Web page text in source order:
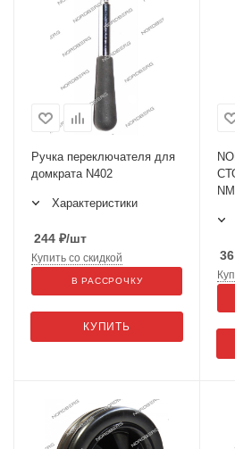
Ручка переключателя для
домкрата N402
Характеристики
244 ₽/шт
КУПИТЬ
Купить со скидкой
В РАССРОЧКУ
36